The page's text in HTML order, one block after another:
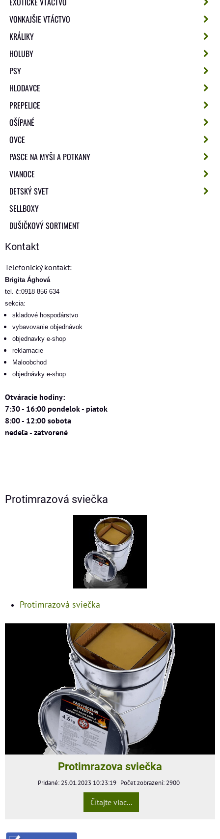
VONKAJŠIE VTÁCTVO
KRÁLIKY
HOLUBY
PSY
HLODAVCE
PREPELICE
OŠÍPANÉ
OVCE
PASCE NA MYŠI A POTKANY
VIANOCE
DETSKÝ SVET
SELLBOXY
DUŠIČKOVÝ SORTIMENT
Kontakt
Telefonický kontakt:
Brigita Ághová
tel. č:0918 856 634
sekcia:
skladové hospodárstvo
vybavovanie objednávok
objednavky e-shop
reklamacie
Maloobchod
objednávky e-shop
Otváracie hodiny:
7:30 - 16:00 pondelok - piatok
8:00 - 12:00 sobota
nedeľa - zatvorené
Protimrazová sviečka
Protimrazová sviečka
Protimrazova sviečka
Pridané: 25.01.2023 10:23:19 Počet zobrazení: 2900
Čítajte viac...